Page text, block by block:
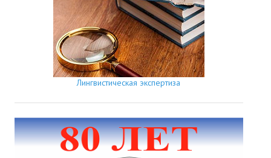
Лингвистическая экспертиза